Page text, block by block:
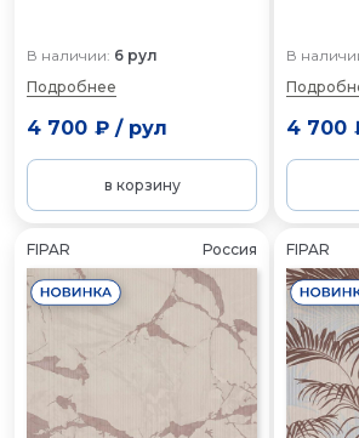
В наличии: 6 рул
Подробнее
4 700 ₽/ рул
в корзину
В
4 700
FIPAR Россия FIPAR